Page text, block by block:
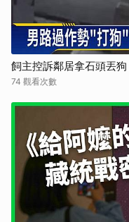
飼主控訴鄰居拿石頭丟
74 觀看次數